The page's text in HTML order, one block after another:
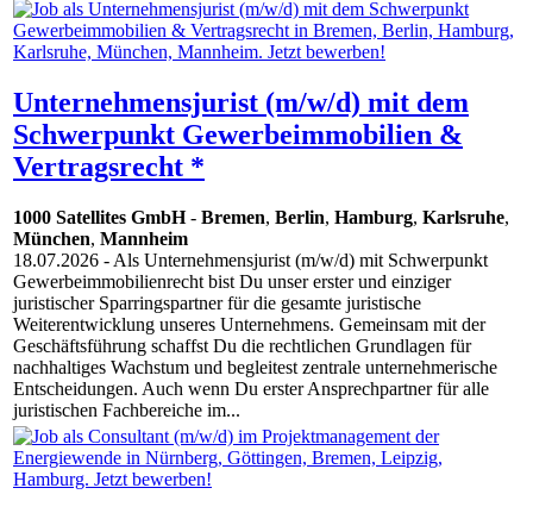
Unternehmensjurist (m/w/d) mit dem
Schwerpunkt Gewerbeimmobilien &
Vertragsrecht *
1000 Satellites GmbH- Bremen, Berlin, Hamburg, Karlsruhe,
München, Mannheim
18.07.2026 - Als Unternehmensjurist (m/w/d) mit Schwerpunkt
Gewerbeimmobilienrecht bist Du unser erster und einziger
juristischer Sparringspartner für die gesamte juristische
Weiterentwicklung unseres Unternehmens. Gemeinsam mit der
Geschäftsführung schaffst Du die rechtlichen Grundlagen für
nachhaltiges Wachstum und begleitest zentrale unternehmerische
Entscheidungen. Auch wenn Du erster Ansprechpartner für alle
juristischen Fachbereiche im...